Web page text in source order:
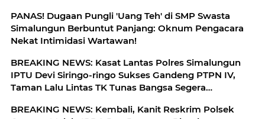
PANAS! Dugaan Pungli 'Uang Teh' di SMP Swasta
Simalungun Berbuntut Panjang: Oknum Pengacara
Nekat Intimidasi Wartawan!
BREAKING NEWS: Kasat Lantas Polres Simalungun
IPTU Devi Siringo-ringo Sukses Gandeng PTPN IV,
Taman Lalu Lintas TK Tunas Bangsa Segera
BREAKING NEWS: Kembali, Kanit Reskrim Polsek